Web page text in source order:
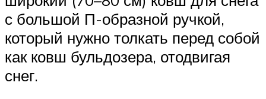
с большой П-образной ручкой,
который нужно толкать перед собой
как ковш бульдозера, отодвигая
снег.